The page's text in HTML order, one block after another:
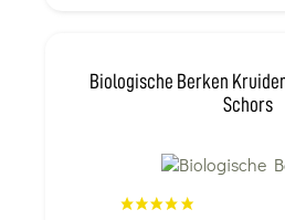
Biologische Berken
Schors